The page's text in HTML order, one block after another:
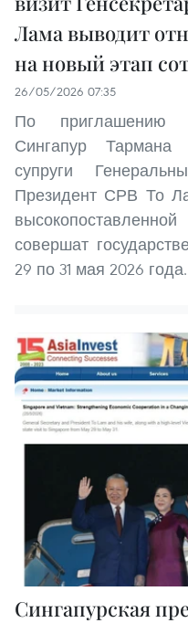
Лама выводит
на новый этап
26/05/2026 07:35
По приглашению
Сингапур
супруги
Президент СРВ То
совершат
29 по 31 мая 2026 года.
Сингапурская